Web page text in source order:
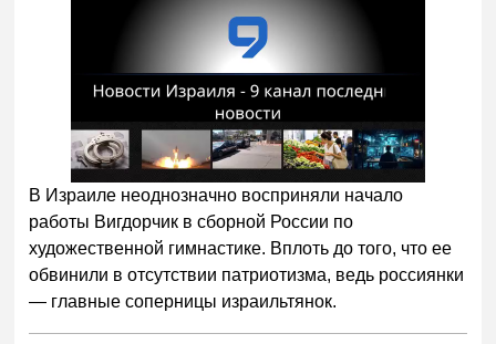
В Израиле неоднозначно восприняли начало
работы Вигдорчик в сборной России по
художественной гимнастике. Вплоть до того, что ее
обвинили в отсутствии патриотизма, ведь россиянки
— главные соперницы израильтянок.